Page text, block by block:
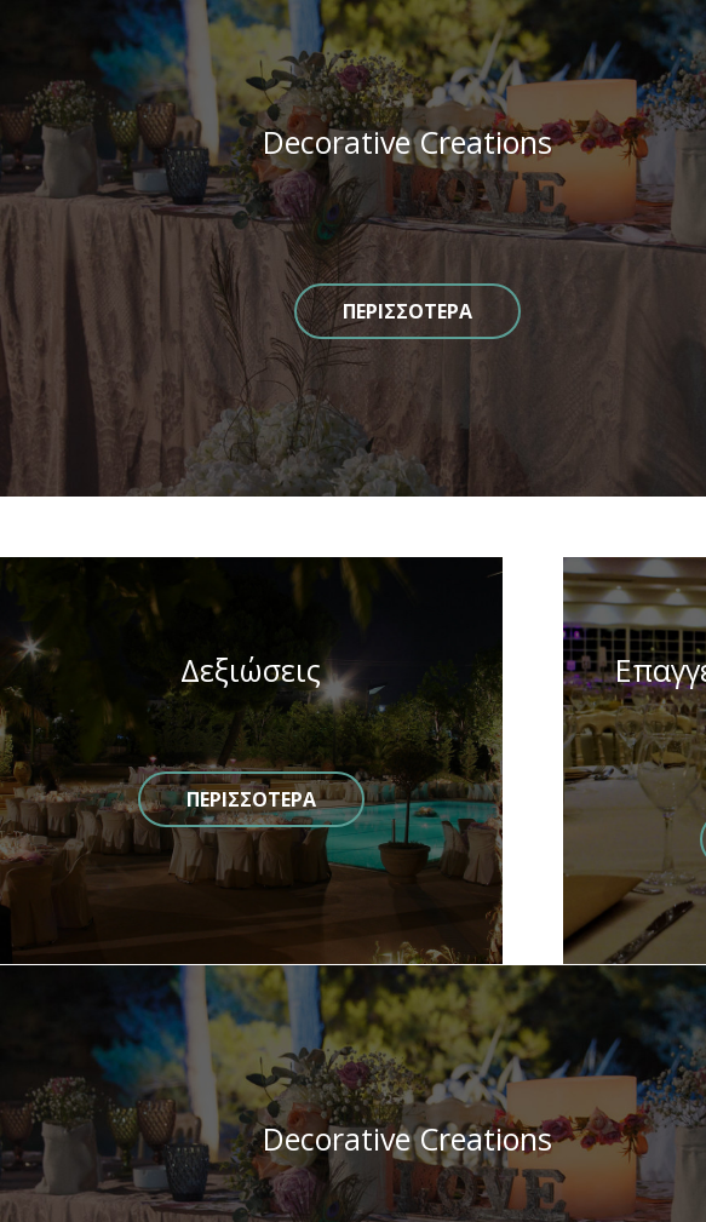
Decorative Creations
ΠΕΡΙΣΣΟΤΕΡΑ
Δεξιώσεις
ΠΕΡΙΣΣΟΤΕΡΑ
Decorative Creations